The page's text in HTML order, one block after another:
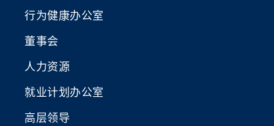
行为健康办公室
董事会
人力资源
就业计划办公室
高层领导